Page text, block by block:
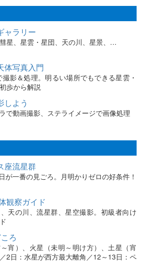
ャラリー
星、星雲・星団、天の川、星景、…
体写真入門
撮影＆処理。明るい場所でもできる星雲・
歩から解説
しよう
で動画撮影、ステライメージで画像処理
座流星群
が一番の見ごろ。月明かりゼロの好条件！
観察ガイド
天の川、流星群、星空撮影。初級者向け
ろ
宵）、火星（未明～明け方）、土星（宵
2日：水星が西方最大離角／12～13日：ペ